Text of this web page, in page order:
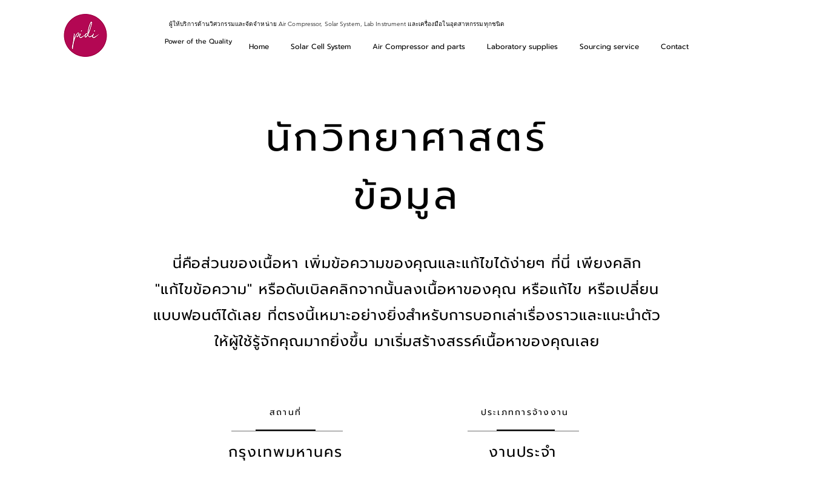
Home Solar Cell System Air Compressor and parts Laboratory supplies Sourcing service Contact
นักวิทยาศาสตร์
ข้อมูล
นี่คือส่วนของเนื้อหา เพิ่มข้อความของคุณและแก้ไขได้ง่ายๆ ที่นี่ เพียงคลิก
"แก้ไขข้อความ" หรือดับเบิลคลิกจากนั้นลงเนื้อหาของคุณ หรือแก้ไข หรือเปลี่ยน
แบบฟอนต์ได้เลย ที่ตรงนี้เหมาะอย่างยิ่งสำหรับการบอกเล่าเรื่องราวและแนะนำตัว
ให้ผู้ใช้รู้จักคุณมากยิ่งขึ้น มาเริ่มสร้างสรรค์เนื้อหาของคุณเลย
สถานที่
กรุงเทพมหานคร
ประเภทการจ้างงาน
งานประจำ
Power of the Quality
ผู้ให้บริการด้านวิศวกรรมและจัดจำหน่าย Air Compressor, Solar System, Lab Instrument และเครื่องมือในอุตสาหกรรมทุกชนิด